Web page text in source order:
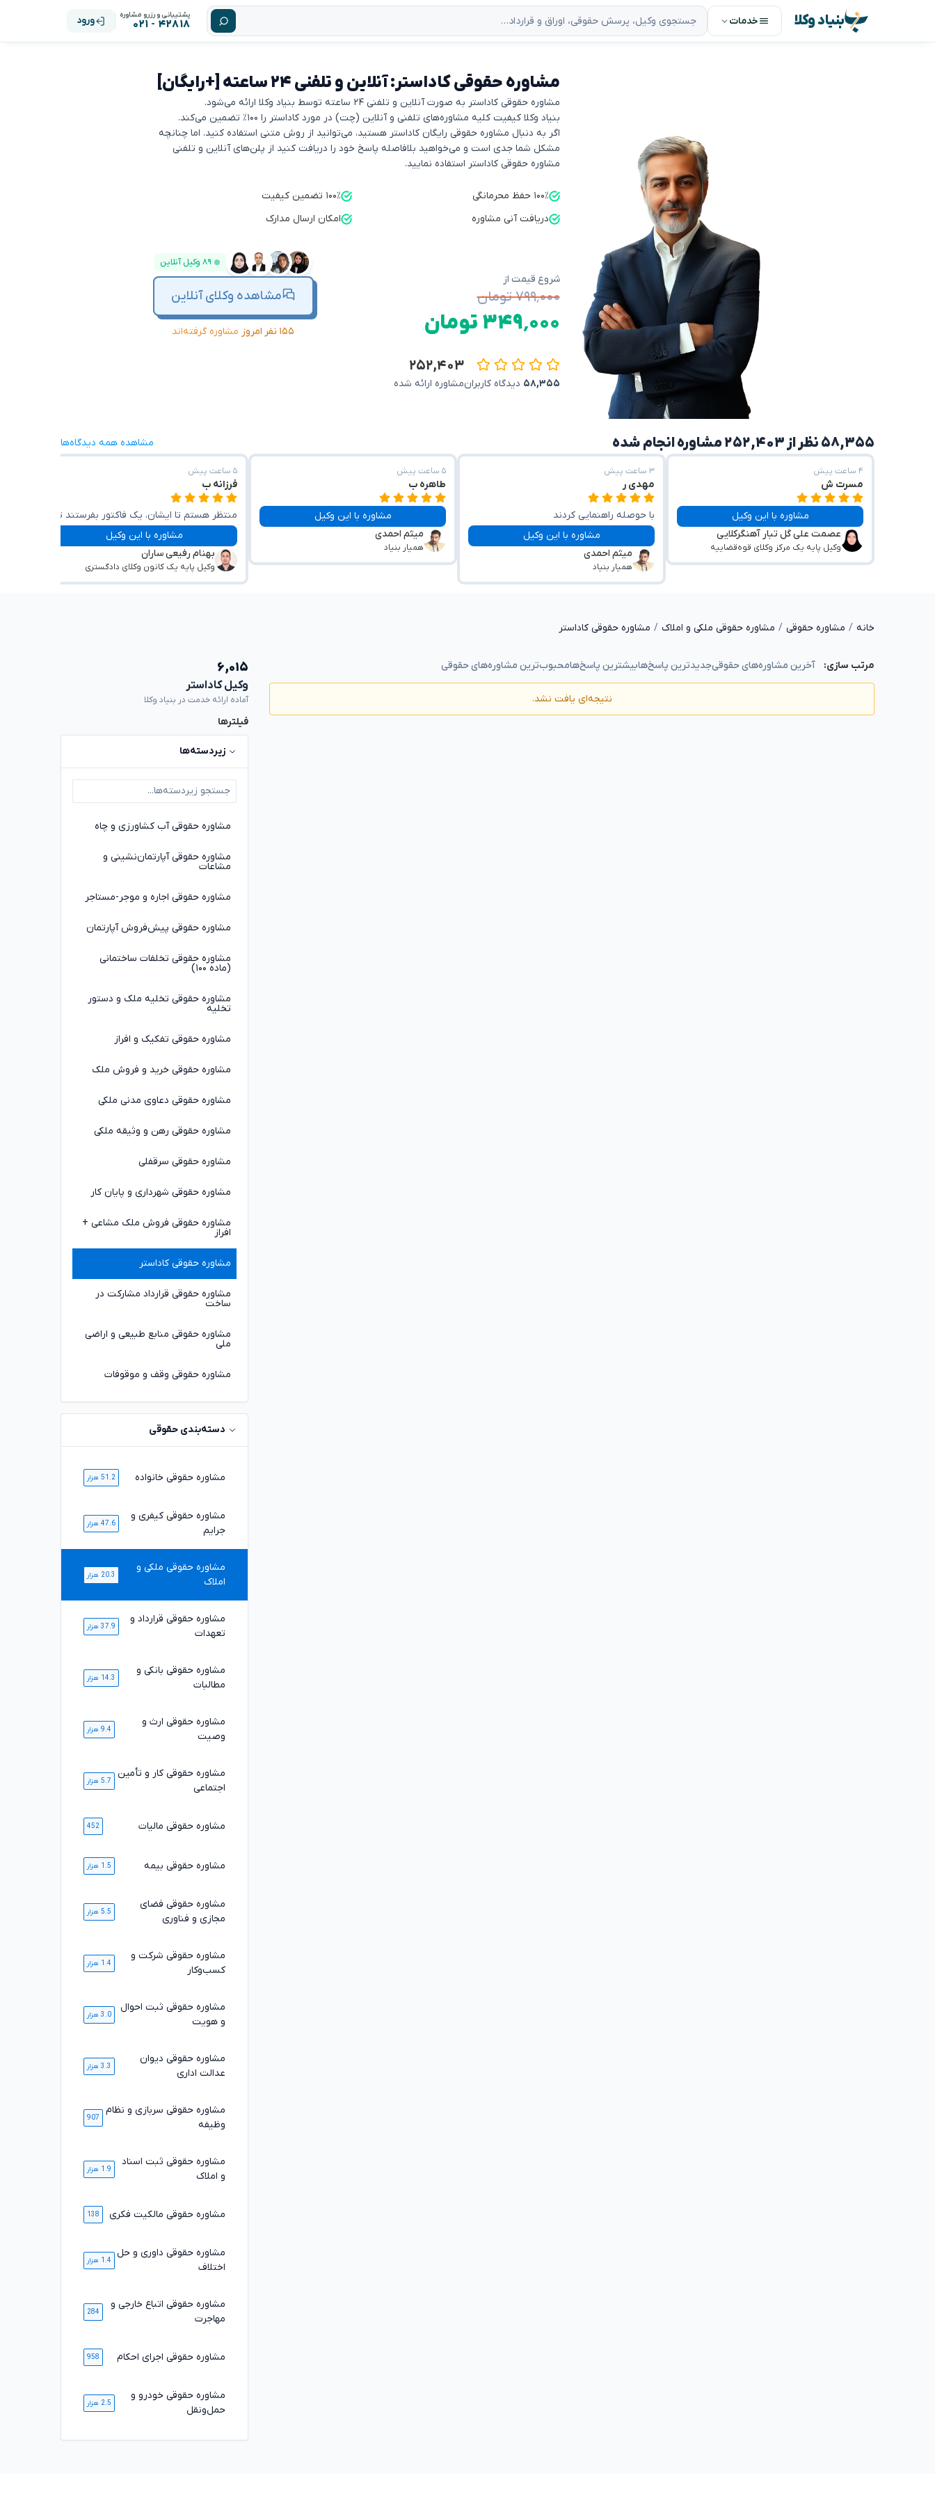
بنیاد وکلا خدمات پشتیبانی و رزرو مشاوره
۴۲۸۱۸ - ۰۲۱ ورود
مشاوره حقوقی کاداستر: آنلاین و تلفنی ۲۴ ساعته [+رایگان]
مشاوره حقوقی کاداستر به صورت آنلاین و تلفنی ۲۴ ساعته توسط بنیاد وکلا ارائه می‌شود.
بنیاد وکلا کیفیت کلیه مشاوره‌های تلفنی و آنلاین (چت) در مورد کاداستر را ۱۰۰٪ تضمین می‌کند.
اگر به دنبال مشاوره حقوقی رایگان کاداستر هستید، می‌توانید از روش متنی استفاده کنید. اما چنانچه
مشکل شما جدی است و می‌خواهید بلافاصله پاسخ خود را دریافت کنید از پلن‌های آنلاین و تلفنی
مشاوره حقوقی کاداستر استفاده نمایید.
۱۰۰٪ حفظ محرمانگی
۱۰۰٪ تضمین کیفیت
دریافت آنی مشاوره
امکان ارسال مدارک
شروع قیمت از
۷۹۹٬۰۰۰ تومان
۳۴۹٬۰۰۰ تومان
۸۹ وکیل آنلاین
مشاهده وکلای آنلاین
۱۵۵ نفر امروز مشاوره گرفته‌اند
۵۸,۳۵۵ دیدگاه کاربران
۲۵۲,۴۰۳
مشاوره ارائه شده
۵۸,۳۵۵ نظر از ۲۵۲,۴۰۳ مشاوره انجام شده مشاهده همه دیدگاه‌ها
۴ ساعت پیش
مسرت ش
مشاوره با این وکیل
عصمت علی گل تبار آهنگرکلایی
وکیل پایه یک مرکز وکلای قوه‌قضاییه
۳ ساعت پیش
مهدی ر
با حوصله راهنمایی کردند
مشاوره با این وکیل
میثم احمدی
همیار بنیاد
۵ ساعت پیش
طاهره ب
مشاوره با این وکیل
میثم احمدی
همیار بنیاد
۵ ساعت پیش
فرزانه ب
منتظر هستم تا ایشان، یک فاکتور بفرستند تا
جهت اظهارنامه و درخواستم را اقدام کنند.
مشاوره با این وکیل
بهنام رفیعی ساران
وکیل پایه یک کانون وکلای دادگستری
خانه مشاوره حقوقی مشاوره حقوقی ملکی و املاک مشاوره حقوقی کاداستر
مرتب سازی: آخرین مشاوره‌های حقوقیجدیدترین پاسخ‌هابیشترین پاسخ‌هامحبوب‌ترین مشاوره‌های حقوقی
نتیجه‌ای یافت نشد.
۶,۰۱۵
وکیل کاداستر
آماده ارائه خدمت در بنیاد وکلا
فیلترها
زیردسته‌ها
مشاوره حقوقی آب کشاورزی و چاه
مشاوره حقوقی آپارتمان‌نشینی و
مشاعات
مشاوره حقوقی اجاره و موجر-مستاجر
مشاوره حقوقی پیش‌فروش آپارتمان
مشاوره حقوقی تخلفات ساختمانی
(ماده ۱۰۰)
مشاوره حقوقی تخلیه ملک و دستور
تخلیه
مشاوره حقوقی تفکیک و افراز
مشاوره حقوقی خرید و فروش ملک
مشاوره حقوقی دعاوی مدنی ملکی
مشاوره حقوقی رهن و وثیقه ملکی
مشاوره حقوقی سرقفلی
مشاوره حقوقی شهرداری و پایان کار
مشاوره حقوقی فروش ملک مشاعی +
افراز
مشاوره حقوقی کاداستر
مشاوره حقوقی قرارداد مشارکت در
ساخت
مشاوره حقوقی منابع طبیعی و اراضی
ملی
مشاوره حقوقی وقف و موقوفات
دسته‌بندی حقوقی
مشاوره حقوقی خانواده 51.2 هزار
مشاوره حقوقی کیفری و
جرایم
47.6 هزار
مشاوره حقوقی ملکی و
املاک
20.3 هزار
مشاوره حقوقی قرارداد و
تعهدات
37.9 هزار
مشاوره حقوقی بانکی و
مطالبات
14.3 هزار
مشاوره حقوقی ارث و
وصیت
9.4 هزار
مشاوره حقوقی کار و تأمین
اجتماعی
5.7 هزار
مشاوره حقوقی مالیات 452
مشاوره حقوقی بیمه 1.5 هزار
مشاوره حقوقی فضای
مجازی و فناوری
5.5 هزار
مشاوره حقوقی شرکت و
کسب‌وکار
1.4 هزار
مشاوره حقوقی ثبت احوال
و هویت
3.0 هزار
مشاوره حقوقی دیوان
عدالت اداری
3.3 هزار
مشاوره حقوقی سربازی و نظام
وظیفه
907
مشاوره حقوقی ثبت اسناد
و املاک
1.9 هزار
مشاوره حقوقی مالکیت فکری 138
مشاوره حقوقی داوری و حل
اختلاف
1.4 هزار
مشاوره حقوقی اتباع خارجی و
مهاجرت
284
مشاوره حقوقی اجرای احکام 958
مشاوره حقوقی خودرو و
حمل‌ونقل
2.5 هزار